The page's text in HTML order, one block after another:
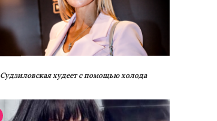
Судзиловская худеет с помощью холода